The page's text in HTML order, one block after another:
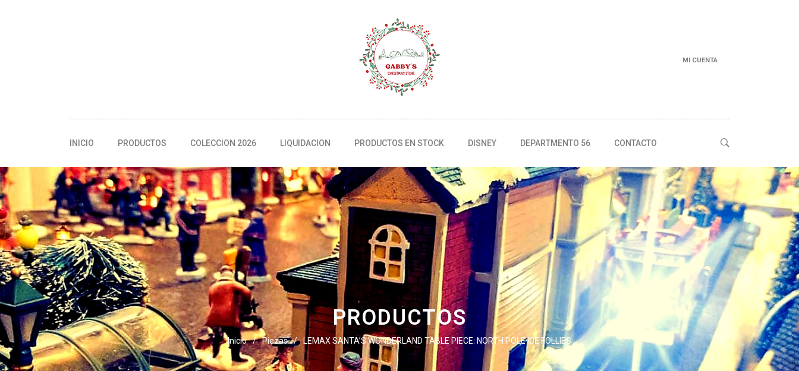
MI CUENTA
INICIO PRODUCTOS COLECCION 2026 LIQUIDACION PRODUCTOS EN STOCK DISNEY DEPARTMENTO 56 CONTACTO
PRODUCTOS
Inicio / Piezas / LEMAX SANTA’S WONDERLAND TABLE PIECE: NORTH POLE ICE FOLLIES